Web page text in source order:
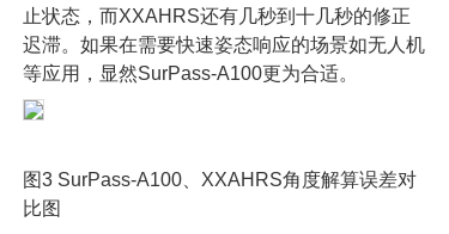
止状态，而XXAHRS还有几秒到十几秒的修正
迟滞。如果在需要快速姿态响应的场景如无人机
等应用，显然SurPass-A100更为合适。
图3 SurPass-A100 XXAHRS角度解算误差对
比图